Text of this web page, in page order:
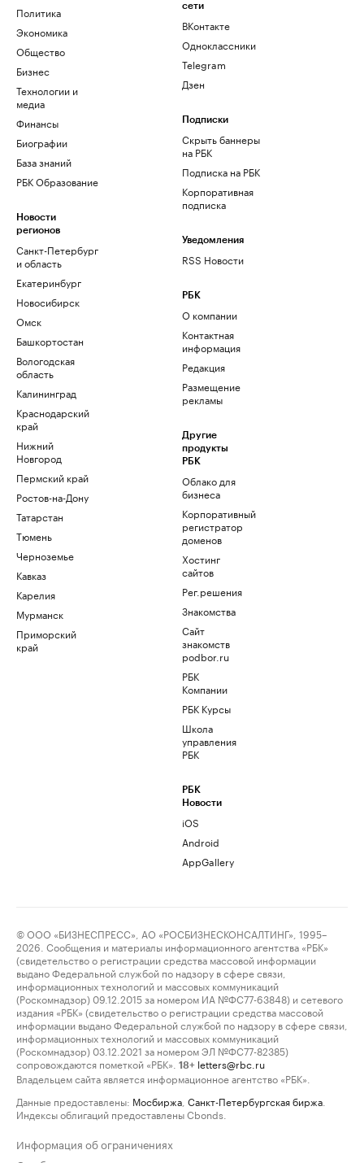
Политика
Экономика
Общество
Бизнес
Технологии и
медиа
Финансы
Биографии
База знаний
РБК Образование
Новости
регионов
Санкт-Петербург
и область
Екатеринбург
Новосибирск
Омск
Башкортостан
Вологодская
область
Калининград
Краснодарский
край
Нижний
Новгород
Пермский край
Ростов-на-Дону
Татарстан
Тюмень
Черноземье
Кавказ
Карелия
Мурманск
Приморский
край
сети
ВКонтакте
Одноклассники
Telegram
Дзен
Подписки
Скрыть баннеры
на РБК
Подписка на РБК
Корпоративная
подписка
Уведомления
RSS Новости
РБК
О компании
Контактная
информация
Редакция
Размещение
рекламы
Другие
продукты
РБК
Облако для
бизнеса
Корпоративный
регистратор
доменов
Хостинг
сайтов
Рег.решения
Знакомства
Сайт
знакомств
podbor.ru
РБК
Компании
РБК Курсы
Школа
управления
РБК
РБК
Новости
iOS
Android
AppGallery
© ООО «БИЗНЕСПРЕСС», АО «РОСБИЗНЕСКОНСАЛТИНГ», 1995–
2026. Сообщения и материалы информационного агентства «РБК»
(свидетельство о регистрации средства массовой информации
выдано Федеральной службой по надзору в сфере связи,
информационных технологий и массовых коммуникаций
(Роскомнадзор) 09.12.2015 за номером ИА №ФС77-63848) и сетевого
издания «РБК» (свидетельство о регистрации средства массовой
информации выдано Федеральной службой по надзору в сфере связи,
информационных технологий и массовых коммуникаций
(Роскомнадзор) 03.12.2021 за номером ЭЛ №ФС77-82385)
сопровождаются пометкой «РБК».
18+ letters@rbc.ru
Владельцем сайта является информационное агентство «РБК».
Данные предоставлены: Мосбиржа Санкт-Петербургская биржа
Индексы облигаций предоставлены Cbonds.
Информация об ограничениях